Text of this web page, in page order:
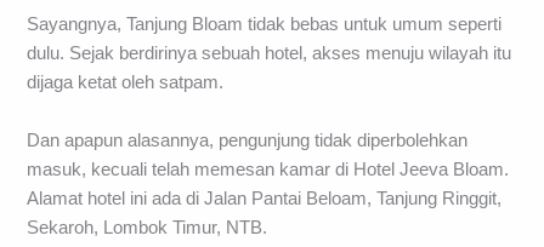
Sayangnya, Tanjung Bloam tidak bebas untuk umum seperti
dulu. Sejak berdirinya sebuah hotel, akses menuju wilayah itu
dijaga ketat oleh satpam.
Dan apapun alasannya, pengunjung tidak diperbolehkan
masuk, kecuali telah memesan kamar di Hotel Jeeva Bloam.
Alamat hotel ini ada di Jalan Pantai Beloam, Tanjung Ringgit,
Sekaroh, Lombok Timur, NTB.